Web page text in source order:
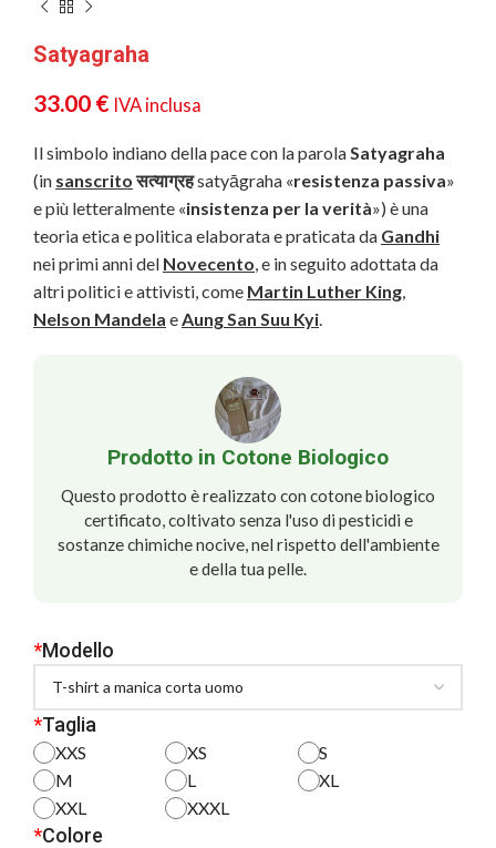
Satyagraha
33.00 € IVA inclusa
Il simbolo indiano della pace con la parola Satyagraha
(in sanscrito सत्याग्रहsatyāgraha «resistenza passiva»
e più letteralmente «insistenza per la verità») è una
teoria etica e politica elaborata e praticata da Gandhi
nei primi anni del Novecento , e in seguito adottata da
altri politici e attivisti, come Martin Luther King
Nelson Mandela e Aung San Suu Kyi
Prodotto in Cotone Biologico
Questo prodotto è realizzato con cotone biologico
certificato, coltivato senza l'uso di pesticidi e
sostanze chimiche nocive, nel rispetto dell'ambiente
e della tua pelle.
*Modello
*Taglia
XXS XS
S
M
L
XL
XXL
XXXL
*Colore